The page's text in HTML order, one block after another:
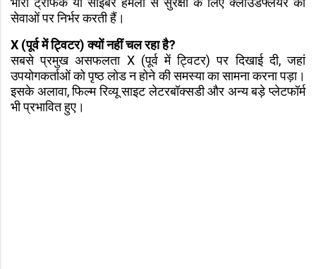
सेवाओं पर निर्भर करती हैं।
X (पूर्व में ट्विटर) क्यों नहीं चल रहा है?
सबसे प्रमुख असफलता X (पूर्व में ट्विटर) पर दिखाई दी, जहां
उपयोगकर्ताओं को पृष्ठ लोड न होने की समस्या का सामना करना पड़ा।
इसके अलावा, फिल्म रिव्यू साइट लेटरबॉक्सडी और अन्य बड़े प्लेटफॉर्म
भी प्रभावित हुए।